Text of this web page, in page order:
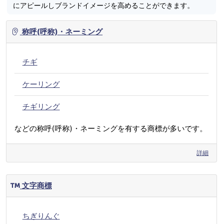
にアピールしブランドイメージを高めることができます。
称呼(呼称)・ネーミング
チギ
ケーリング
チギリング
などの称呼(呼称)・ネーミングを有する商標が多いです。
詳細
文字商標
ちぎりんぐ